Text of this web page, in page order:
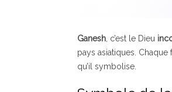
Ganesh , c’est le Dieu
pays asiatiques.
qu’il symbolise.